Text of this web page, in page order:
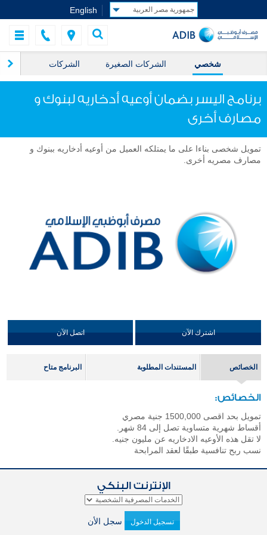
English
الشركات الشركات الصغيرة شخصي
برنامج اليسر بضمان أوعيه أدخاريه لبنوك و
مصارف أخرى
تمويل شخصى بناءا على ما يمتلكه العميل من أوعيه أدخاريه ببنوك و
مصارف مصريه أخرى.
اشترك الآن اتصل الآن
الخصائص المستندات المطلوبة البرنامج متاح
الخصائص:
تمويل بحد اقصى 1500,000 جنية مصري
أقساط شهرية متساوية تصل إلى 84 شهر.
لا تقل هذه الأوعيه الادخاريه عن مليون جنيه.
نسب ربح تنافسية طبقًا لعقد المرابحة
الإنترنت البنكي
تسجيل الدخول سجل الأن